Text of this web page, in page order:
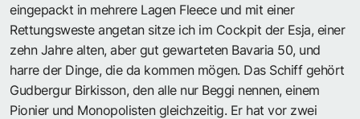
eingepackt in mehrere Lagen Fleece und mit einer
Rettungsweste angetan sitze ich im Cockpit der Esja, einer
zehn Jahre alten, aber gut gewarteten Bavaria 50, und
harre der Dinge, die da kommen mögen. Das Schiff gehört
Gudbergur Birkisson, den alle nur Beggi nennen, einem
Pionier und Monopolisten gleichzeitig. Er hat vor zwei